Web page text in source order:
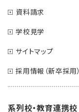
資料請求
学校見学
サイトマップ
採用情報（新卒採用）
系列校・教育連携校